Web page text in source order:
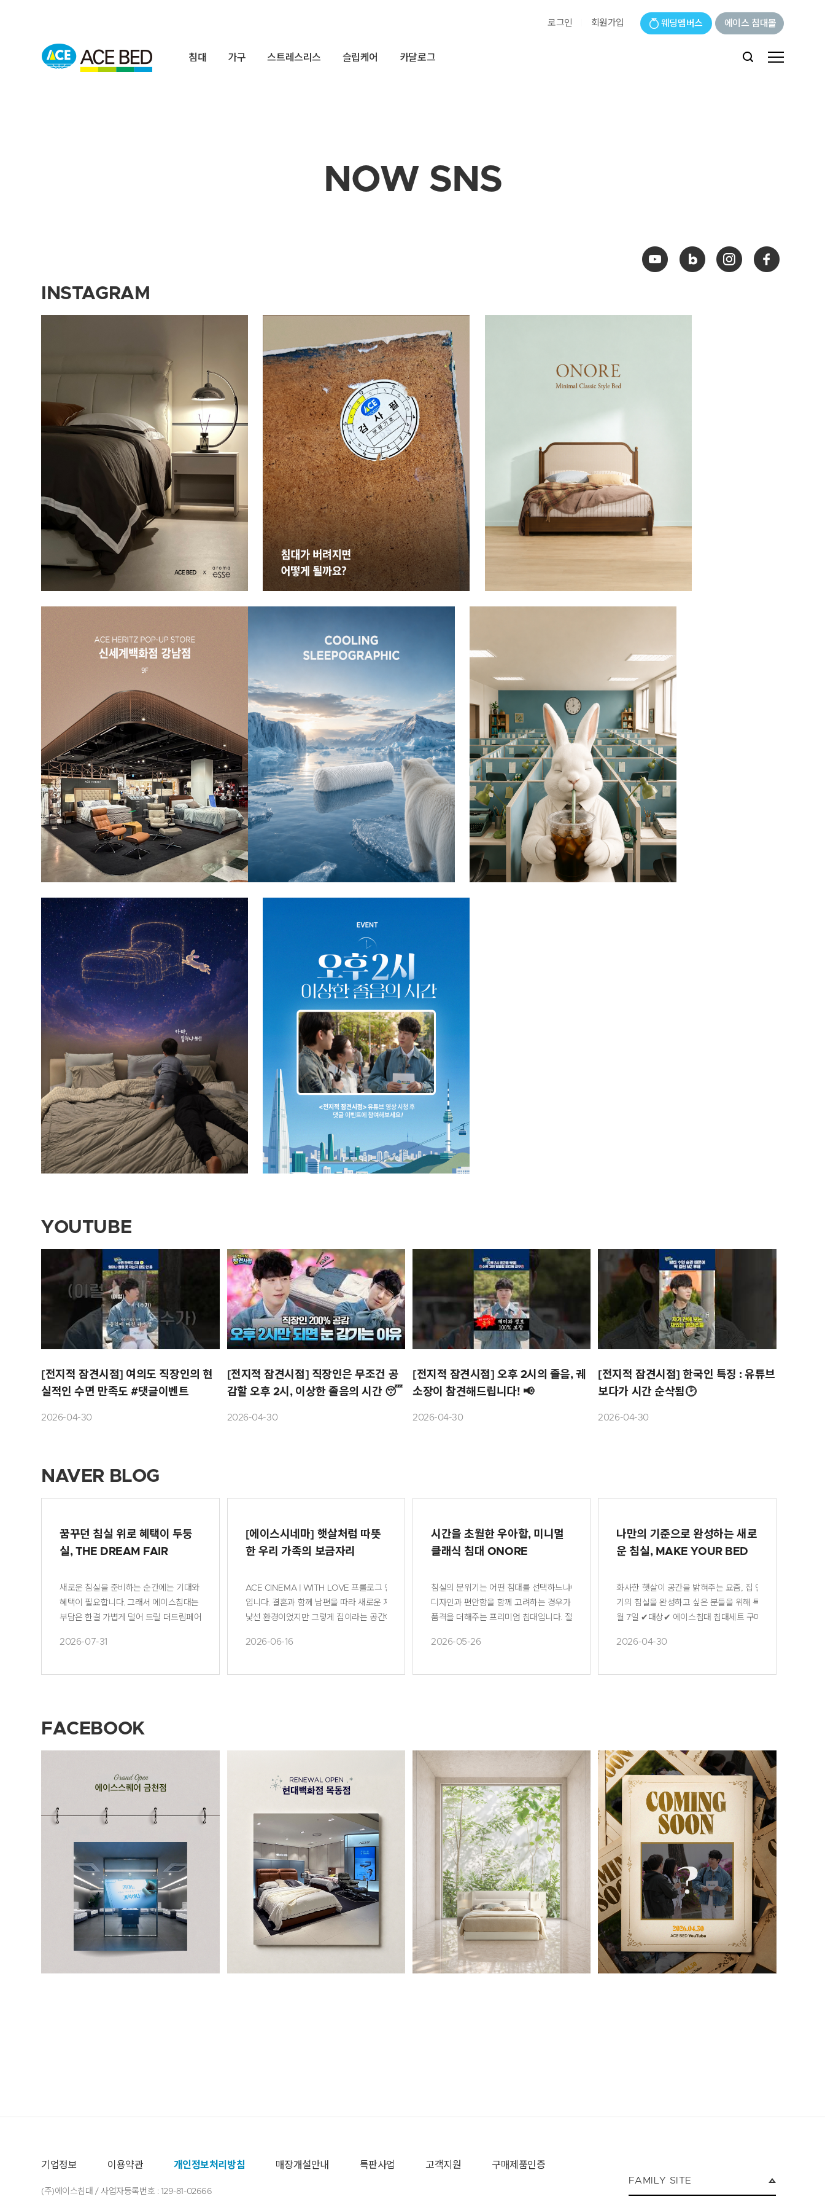
로그인 회원가입 웨딩멤버스 에이스 침대몰
침대 가구 스트레스리스 슬립케어 카달로그
NOW SNS
INSTAGRAM
YOUTUBE
[전지적 잠견시점] 여의도 직장인의 현
실적인 수면 만족도 #댓글이벤트
2026-04-30
[전지적 잠견시점] 직장인은 무조건 공
감할 오후 2시, 이상한 졸음의 시간 😴
2026-04-30
[전지적 잠견시점] 오후 2시의 졸음, 궤
소장이 참견해드립니다! 📢
2026-04-30
[전지적 잠견시점] 한국인 특징 : 유튜브
보다가 시간 순삭됨🕑
2026-04-30
NAVER BLOG
꿈꾸던 침실 위로 혜택이 두둥
실, THE DREAM FAIR
새로운 침실을 준비하는 순간에는 기대와 설렘도 풍선처럼 부풀어 오르는데요. 편안한 잠을 위한 침대부터 침실의 분위기를 완성해 줄 다양한 아이템까지 함께 고민해야 하는 만큼 더욱 풍성한
혜택이 필요합니다. 그래서 에이스침대는 여러분이 꿈꾸던 침실에 한층 가까워질 수 있도록 특별한 프로모션 〈THE DREAM FAIR〉를 준비했습니다. 침대를 선택하는 즐거움은 높이고 구매
부담은 한결 가볍게 덜어 드릴 더드림페어의 다채로운 혜택을 지금부터 자세히 소개해 드리겠습니다. THE DREAM FAIR ✔기간✔ ~ 9월 6일 ✔대상✔ 에이스침대 침대 구매 고객 구매 혜택 대
tEYB39i4IpwGR40Xf6EPGY2T7odo81IDs8g.YitoLUzmxl6naJZOiBIinr8O4zoj5FkUGrap9SmQ5gYg.JPEG/260729_%B4%F5%B5%E5%B8%B2%C6%E4%BE%EE%28BL%29.jpg?
2026-07-31
[에이스시네마] 햇살처럼 따뜻
한 우리 가족의 보금자리
ACE CINEMA | WITH LOVE 프롤로그 안녕하세요, 얼마 전 두 돌을 지난 귀여운 아들을 키우고 있는 4년 차 주부 위그린
입니다. 결혼과 함께 남편을 따라 새로운 지역으로 이사를 오게 되면서 자연스럽게 집에 머무는 시간이 많아졌어요. 처음엔
낯선 환경이었지만 그렇게 집이라는 공간에 애정을 쏟기 시작하면서 어느새 홈스타일링에 깊이 빠져들게 되었습니다. 원래
가득 담긴 아늑한 집을 가꿔가고 있어요. 평일에는 집에서 조용히 에너지를 충전하고 여행을 좋아하는 남편 덕분에 주말이
src="https://blogthumb.pstatic.net/MjAyNjA2MTZfMjQg/MDAxNzgxNTcxMTYwMzU5.cb6duDd9bU4x9xAoK-
2026-06-16
시간을 초월한 우아함, 미니멀
클래식 침대 ONORE
침실의 분위기는 어떤 침대를 선택하느냐에 따라 크게 달라집니다. 특히 오래 사용할 가구일수록 단순히 유행을 따
디자인과 편안함을 함께 고려하는 경우가 많은데요. 오노레(ONORE)는 클래식 특유의 우아한 감성을 현대적인 시
품격을 더해주는 프리미엄 침대입니다. 절제된 곡선과 균형감 있는 비례, 그리고 깊이감 있는 월넛 컬러와 텍스쳐감
다. ONORE POINT 1. 클래식을 새롭게 해석한....... <img
o4g.2jiShcodp3E8UhJ9yigoit7oYFkEXtu093nhK-
2026-05-26
나만의 기준으로 완성하는 새로
운 침실, MAKE YOUR BED
화사한 햇살이 공간을 밝혀주는 요즘, 집 안을 한층 산뜻하
기의 침실을 완성하고 싶은 분들을 위해 특별한 프로모션
월 7일 ✔대상✔ 에이스침대 침대세트 구매 고객 구매 혜택
src="https://blogthumb.pstatic.net/
2026-04-30
FACEBOOK
기업정보 이용약관 개인정보처리방침 매장개설안내 특판사업 고객지원 구매제품인증
(주)에이스침대 / 사업자등록번호 : 129-81-02666
FAMILY SITE